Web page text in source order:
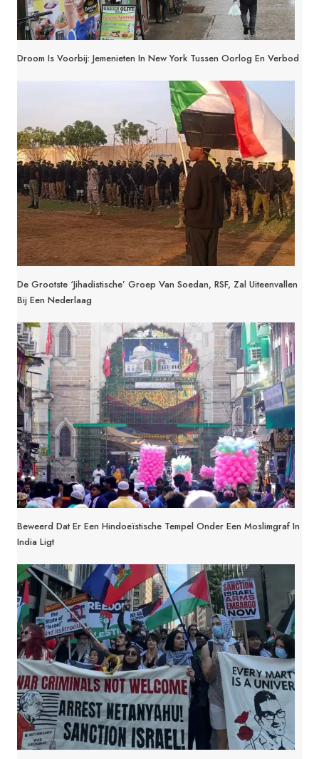
Droom Is Voorbij: Jemenieten In New York Tussen Oorlog En Verbod
De Grootste ‘jihadistische’ Groep Van Soedan, RSF, Zal Uiteenvallen
Bij Een Nederlaag
Beweerd Dat Er Een Hindoeïstische Tempel Onder Een Moslimgraf In
India Ligt